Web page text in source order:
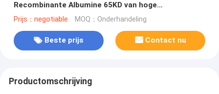
Recombinante Albumine 65KD van hoge
Zuiverheidsosrhsa
Prijs：negotiable MOQ：Onderhandeling
Beste prijs Contact nu
Productomschrijving